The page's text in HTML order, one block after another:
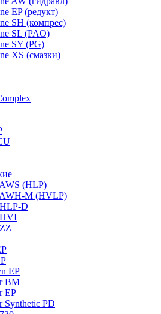
EP (редукт)
SH (компрес)
SL (PAO)
SY (PG)
XS (смазки)
(HLP)
M (HVLP)
D
EP
BM
EP
Synthetic PD